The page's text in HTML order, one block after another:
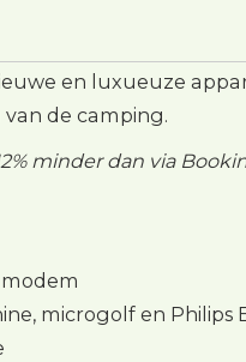
en luxueuze
de camping.
minder dan via
microgolf en Philips